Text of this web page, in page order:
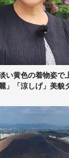
い黄色の着物姿で
」「涼しげ」美貌